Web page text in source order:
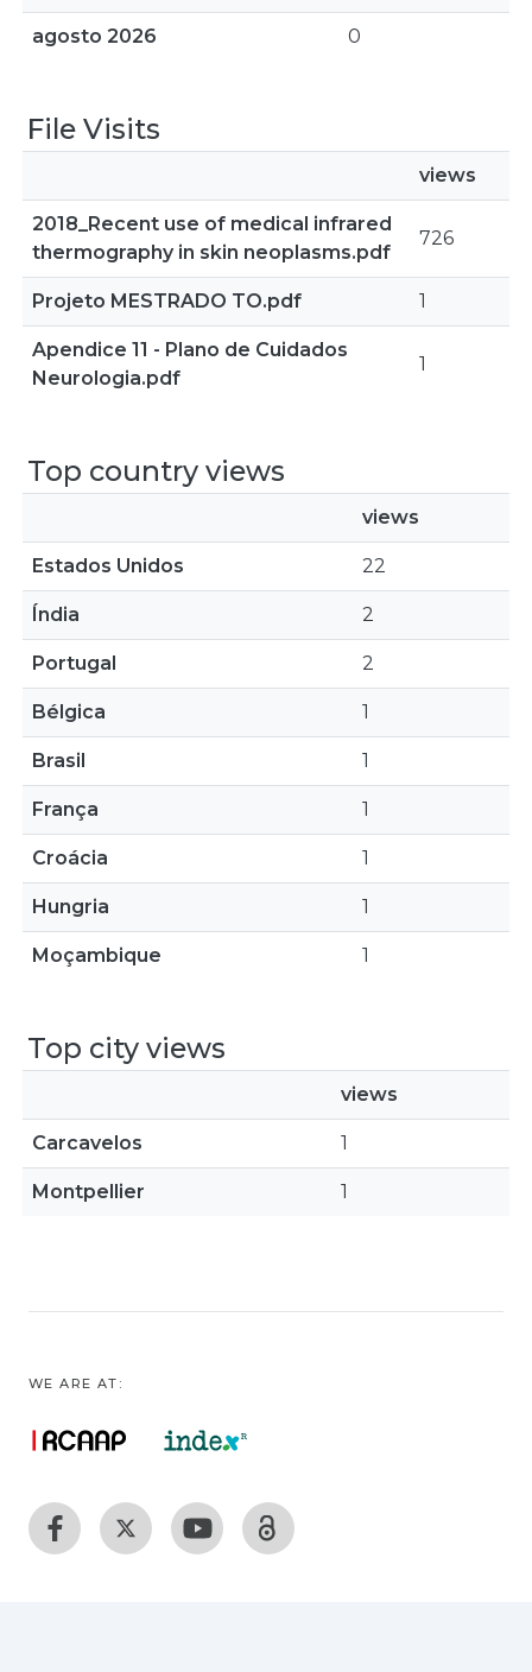
agosto 2026 0
File Visits
views
2018_Recent use of medical infrared
thermography in skin neoplasms.pdf
726
Projeto MESTRADO TO.pdf 1
Apendice 11 - Plano de Cuidados
Neurologia.pdf
1
Top country views
views
Estados Unidos 22
Índia 2
Portugal 2
Bélgica 1
Brasil 1
França 1
Croácia 1
Hungria 1
Moçambique 1
Top city views
views
Carcavelos 1
Montpellier 1
WE ARE AT: